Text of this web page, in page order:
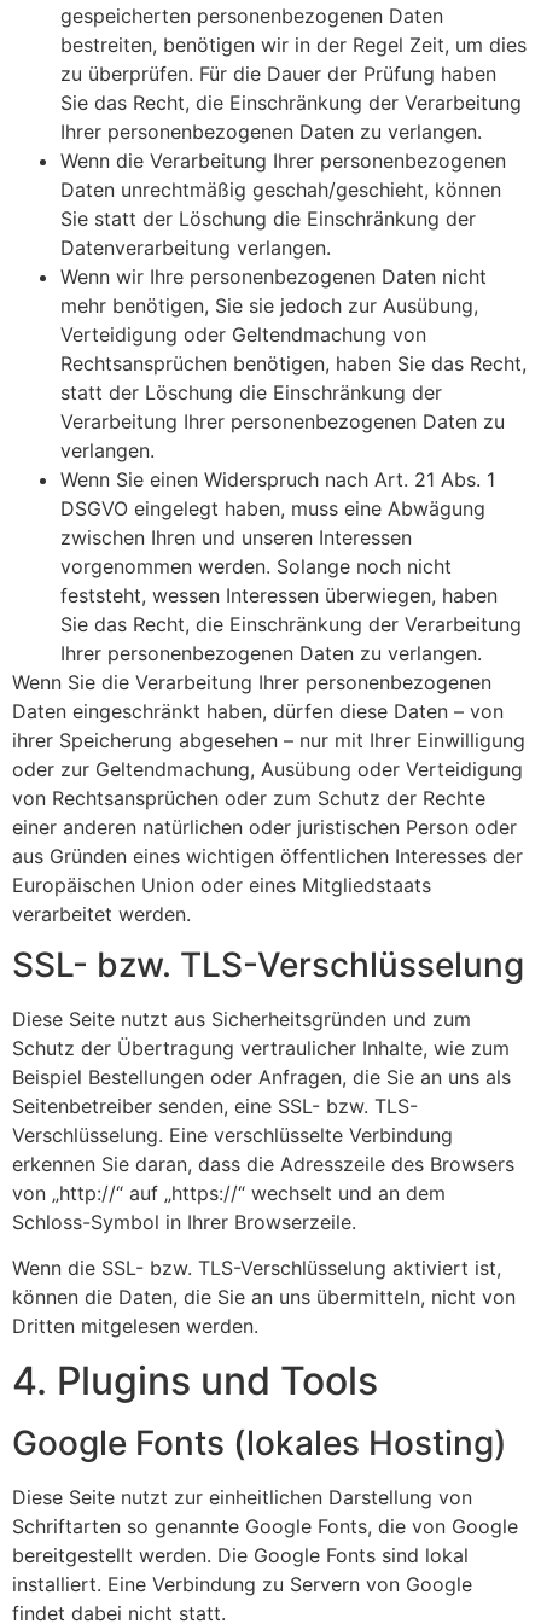
gespeicherten personenbezogenen Daten
bestreiten, benötigen wir in der Regel Zeit, um dies
zu überprüfen. Für die Dauer der Prüfung haben
Sie das Recht, die Einschränkung der Verarbeitung
Ihrer personenbezogenen Daten zu verlangen.
Wenn die Verarbeitung Ihrer personenbezogenen
Daten unrechtmäßig geschah/geschieht, können
Sie statt der Löschung die Einschränkung der
Datenverarbeitung verlangen.
Wenn wir Ihre personenbezogenen Daten nicht
mehr benötigen, Sie sie jedoch zur Ausübung,
Verteidigung oder Geltendmachung von
Rechtsansprüchen benötigen, haben Sie das Recht,
statt der Löschung die Einschränkung der
Verarbeitung Ihrer personenbezogenen Daten zu
verlangen.
Wenn Sie einen Widerspruch nach Art. 21 Abs. 1
DSGVO eingelegt haben, muss eine Abwägung
zwischen Ihren und unseren Interessen
vorgenommen werden. Solange noch nicht
feststeht, wessen Interessen überwiegen, haben
Sie das Recht, die Einschränkung der Verarbeitung
Ihrer personenbezogenen Daten zu verlangen.
Wenn Sie die Verarbeitung Ihrer personenbezogenen
Daten eingeschränkt haben, dürfen diese Daten – von
ihrer Speicherung abgesehen – nur mit Ihrer Einwilligung
oder zur Geltendmachung, Ausübung oder Verteidigung
von Rechtsansprüchen oder zum Schutz der Rechte
einer anderen natürlichen oder juristischen Person oder
aus Gründen eines wichtigen öffentlichen Interesses der
Europäischen Union oder eines Mitgliedstaats
verarbeitet werden.
SSL- bzw. TLS-Verschlüsselung
Diese Seite nutzt aus Sicherheitsgründen und zum
Schutz der Übertragung vertraulicher Inhalte, wie zum
Beispiel Bestellungen oder Anfragen, die Sie an uns als
Seitenbetreiber senden, eine SSL- bzw. TLS-
Verschlüsselung. Eine verschlüsselte Verbindung
erkennen Sie daran, dass die Adresszeile des Browsers
von „http://“ auf „https://“ wechselt und an dem
Schloss-Symbol in Ihrer Browserzeile.
Wenn die SSL- bzw. TLS-Verschlüsselung aktiviert ist,
können die Daten, die Sie an uns übermitteln, nicht von
Dritten mitgelesen werden.
4. Plugins und Tools
Google Fonts (lokales Hosting)
Diese Seite nutzt zur einheitlichen Darstellung von
Schriftarten so genannte Google Fonts, die von Google
bereitgestellt werden. Die Google Fonts sind lokal
installiert. Eine Verbindung zu Servern von Google
findet dabei nicht statt.